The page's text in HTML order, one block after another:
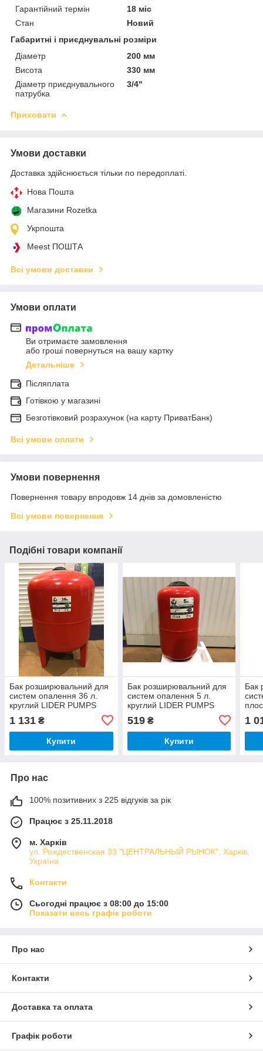
Гарантійний термін
18 міс
Стан
Новий
Габаритні і приєднувальні розміри
Діаметр
200 мм
Висота
330 мм
Діаметр приєднувального
патрубка
3/4"
Приховати
Умови доставки
Доставка здійснюється тільки по передоплаті.
Нова Пошта
Магазини Rozetka
Укрпошта
Meest ПОШТА
Всі умови доставки
Умови оплати
Ви отримаєте замовлення
або гроші повернуться на вашу картку
Детальніше
Післяплата
Готівкою у магазині
Безготівковий розрахунок (на карту ПриватБанк)
Всі умови оплати
Умови повернення
Повернення товару впродовж 14 днів за домовленістю
Всі умови повернення
Подібні товари компанії
Бак розширювальний для
систем опалення 36 л.
круглий LIDER PUMPS
1 131 ₴
Купити
Бак розширювальний для
систем опалення 5 л.
круглий LIDER PUMPS
519₴
Купити
Бак
1
Про нас
100% позитивних з 225 відгуків за рік
Працює з 25.11.2018
м. Харків
ул. Рождественская 33 "ЦЕНТРАЛЬНЫЙ РЫНОК", Харків,
Україна
Контакти
Сьогодні працює з 08:00 до 15:00
Показати весь графік роботи
Про нас
Контакти
Доставка та оплата
Графік роботи